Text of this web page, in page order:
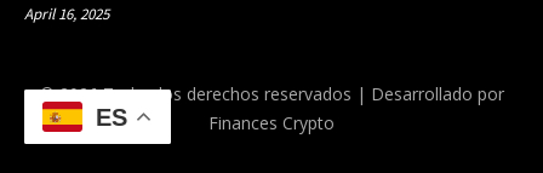
April 16, 2025
© 2026 Todos los derechos reservados | Desarrollado por
Finances Crypto
ES